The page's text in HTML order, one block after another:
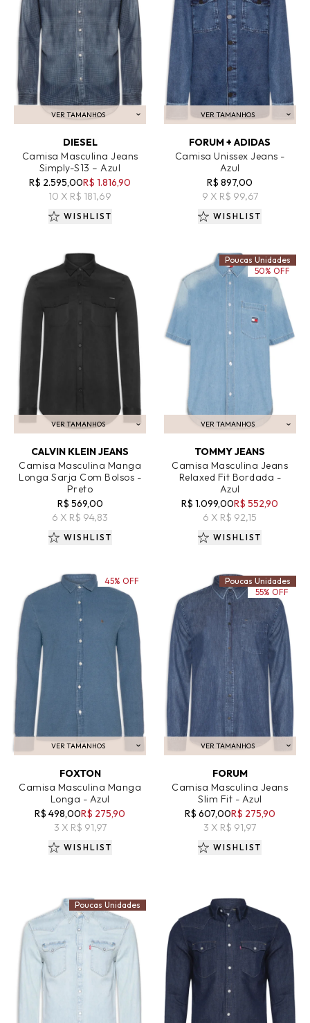
VER TAMANHOS
ADICIONAR AO CARRINHO
DIESEL
Camisa Masculina Jeans
Simply-S13 – Azul
R$ 2.595,00R$ 1.816,90
10 X R$ 181,69
WISHLIST
VER TAMANHOS
ADICIONAR AO CARRINHO
FORUM + ADIDAS
Camisa Unissex Jeans -
Azul
R$ 897,00
9 X R$ 99,67
WISHLIST
VER TAMANHOS
ADICIONAR AO CARRINHO
CALVIN KLEIN JEANS
Camisa Masculina Manga
Longa Sarja Com Bolsos -
Preto
R$ 569,00
6 X R$ 94,83
WISHLIST
VER TAMANHOS
ADICIONAR AO CARRINHO
TOMMY JEANS
Camisa Masculina Jeans
Relaxed Fit Bordada -
Azul
R$ 1.099,00R$ 552,90
6 X R$ 92,15
Poucas Unidades
50% OFF
WISHLIST
VER TAMANHOS
ADICIONAR AO CARRINHO
FOXTON
Camisa Masculina Manga
Longa - Azul
R$ 498,00R$ 275,90
3 X R$ 91,97
45% OFF
WISHLIST
VER TAMANHOS
ADICIONAR AO CARRINHO
FORUM
Camisa Masculina Jeans
Slim Fit - Azul
R$ 607,00R$ 275,90
3 X R$ 91,97
Poucas Unidades
55% OFF
WISHLIST
Poucas Unidades